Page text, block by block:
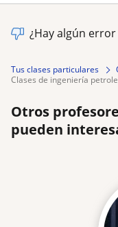
¿Hay algún
Tus clases particulares
clases de ingeniería
Otros
pueden